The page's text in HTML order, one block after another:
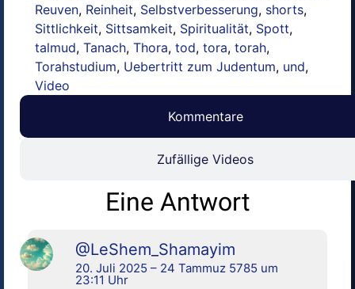
Reuven, Reinheit, Selbstverbesserung, shorts,
Sittlichkeit, Sittsamkeit, Spiritualität, Spott,
talmud, Tanach, Thora, tod, tora, torah,
Torahstudium, Uebertritt zum Judentum, und,
Video
Kommentare
Zufällige Videos
Eine Antwort
@LeShem_Shamayim
20. Juli 2025 – 24 Tammuz 5785 um
23:11 Uhr